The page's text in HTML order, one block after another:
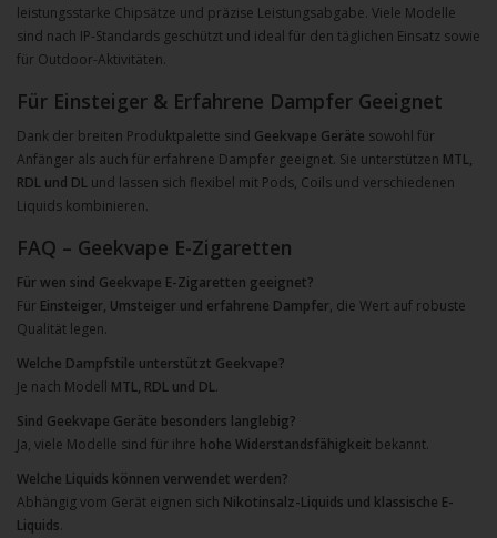
leistungsstarke Chipsätze und präzise Leistungsabgabe. Viele Modelle
sind nach IP-Standards geschützt und ideal für den täglichen Einsatz sowie
für Outdoor-Aktivitäten.
Für Einsteiger & Erfahrene Dampfer Geeignet
Dank der breiten Produktpalette sind Geekvape Geräte sowohl für
Anfänger als auch für erfahrene Dampfer geeignet. Sie unterstützen MTL,
RDL und DL und lassen sich flexibel mit Pods, Coils und verschiedenen
Liquids kombinieren.
FAQ – Geekvape E-Zigaretten
Für wen sind Geekvape E-Zigaretten geeignet?
Für Einsteiger, Umsteiger und erfahrene Dampfer, die Wert auf robuste
Qualität legen.
Welche Dampfstile unterstützt Geekvape?
Je nach Modell MTL, RDL und DL.
Sind Geekvape Geräte besonders langlebig?
Ja, viele Modelle sind für ihre hohe Widerstandsfähigkeit bekannt.
Welche Liquids können verwendet werden?
Abhängig vom Gerät eignen sich Nikotinsalz-Liquids und klassische E-
Liquids.